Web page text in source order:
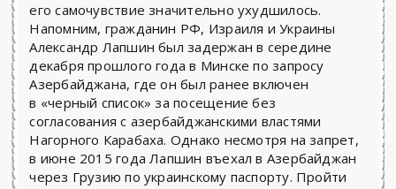
его самочувствие значительно ухудшилось.
Напомним, гражданин РФ, Израиля и Украины
Александр Лапшин был задержан в середине
декабря прошлого года в Минске по запросу
Азербайджана, где он был ранее включен
в «черный список» за посещение без
согласования с азербайджанскими властями
Нагорного Карабаха. Однако несмотря на запрет,
в июне 2015 года Лапшин въехал в Азербайджан
через Грузию по украинскому паспорту. Пройти